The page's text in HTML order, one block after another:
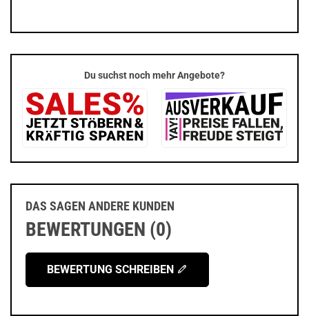
Du suchst noch mehr Angebote?
DAS SAGEN ANDERE KUNDEN
BEWERTUNGEN (0)
BEWERTUNG SCHREIBEN